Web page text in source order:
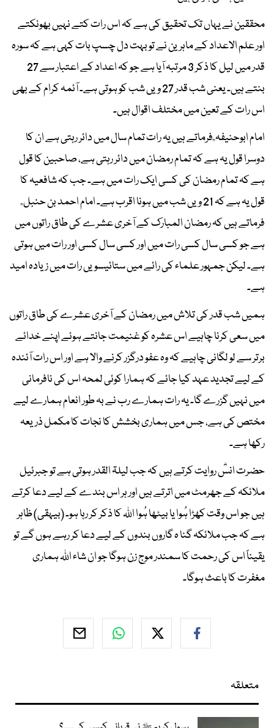
محققین نے یہاں تک تحقیق کی ہے کہ اس رات کتے نہیں بھونکتے
اور علم الاعداد کے ماہرین نے تو بہت دل چسپ بات کہی ہے کہ سورہ
قدر میں لیل کا ذکر 3 مرتبہ آیا ہے جو کہ اعداد کے اعتبار سے 27
بنتے ہیں۔ یعنی شب قدر 27 ویں شب کو ہوتی ہے۔ آئمہ کرام کے بھی
اس رات کے تعین میں مختلف اقوال ہیں۔
امام ابوحنیفہ ؒ فرماتے ہیں یہ رات تمام سال میں دائر رہتی ہے ان کا
دوسرا قول یہ ہے کہ تمام رمضان میں دائر رہتی ہے، صاحبین کا قول
ہے کہ تمام رمضان کی کسی ایک رات میں ہے۔ جب کہ شافعیہ کا
قول یہ ہے کہ 21 ویں شب میں ہونا اقرب ہے۔ امام احمد بن حنبل ؒ
فرماتے ہیں کہ رمضان المبارک کے آخری عشرے کی طاق راتوں میں
ہے جو کسی سال کسی رات میں اور کسی سال کسی اور رات میں ہوتی
ہے۔ لیکن جمہور علماء کی رائے میں ستائیسویں رات میں زیادہ امید
ہے۔
ہمیں شب قدر کی تلاش میں رمضان کے آخری عشرے کی طاق راتوں
میں سعی کرنا چاہیے اس عشرہ کو غنیمت جانتے ہوئے اپنے خدائے
برتر سے لو لگانی چاہیے کہ وہ عفو درگزر کرنے والا ہے اور اس رات آئندہ
کے لیے تجدید عہد کیا جائے کہ ہمارا کوئی لمحہ اس کی نافرمانی
میں نہیں گزرے گا۔ یہ رات ہمارے رب نے بہ طور انعام ہمارے لیے
مختص کی ہے، جس میں ہماری بخشش کا نجات کا مکمل ذریعہ
رکھا ہے۔
حضرت انسؓ روایت کرتے ہیں کہ جب لیلۃ القدر ہوتی ہے تو جبرئیل
ملائکہ کے جھرمٹ میں اترتے ہیں اور ہر اس بندے کے لیے دعا کرتے
ہیں جو اس وقت کھڑا ہُوا یا بیٹھا ہُوا اﷲ کا ذکر کر رہا ہو۔ (بیہقی) ظاہر
ہے کہ جب ملائکہ گنا ہ گاروں بندوں کے لیے دعا کر رہے ہوں گے تو
یقیناً اس کی رحمت کا سمندر موج زن ہوگا جو ان شاء اﷲ ہماری
مغفرت کا باعث ہوگا۔
متعلقہ